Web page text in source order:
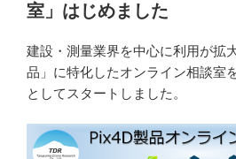
室」はじめました
建設・測量業界を中心に利用が拡
品」に特化したオンライン相談室
としてスタートしました。